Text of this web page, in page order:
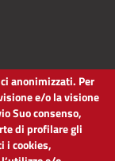
anonimizzati. Per
e/o la visione
Suo consenso,
di profilare gli
i cookies,